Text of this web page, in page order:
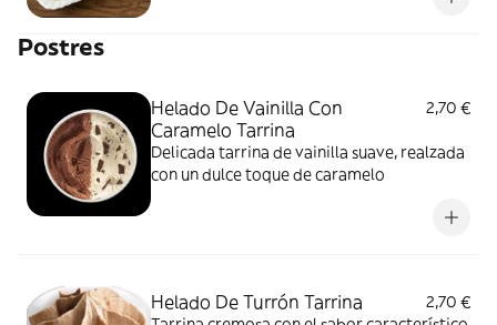
Postres
Helado De Vainilla Con
Caramelo Tarrina
2,70 €
Delicada tarrina de vainilla suave, realzada
con un dulce toque de caramelo
Helado De Turrón Tarrina
2,70 €